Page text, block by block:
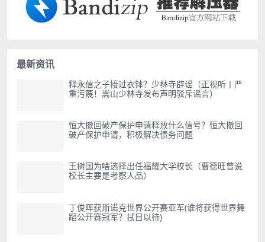
最新资讯
释永信之子接过衣钵？少林寺辟谣（正视听丨严
重污蔑！嵩山少林寺发布声明驳斥谣言）
恒大撤回破产保护申请释放什么信号？恒大撤回
破产保护申请，积极解决债务问题
王树国为啥选择出任福耀大学校长（曹德旺曾说
校长主要是考察人品）
丁俊晖获斯诺克世界公开赛亚军(谁将获得世界舞
蹈公开赛冠军？拭目以待)